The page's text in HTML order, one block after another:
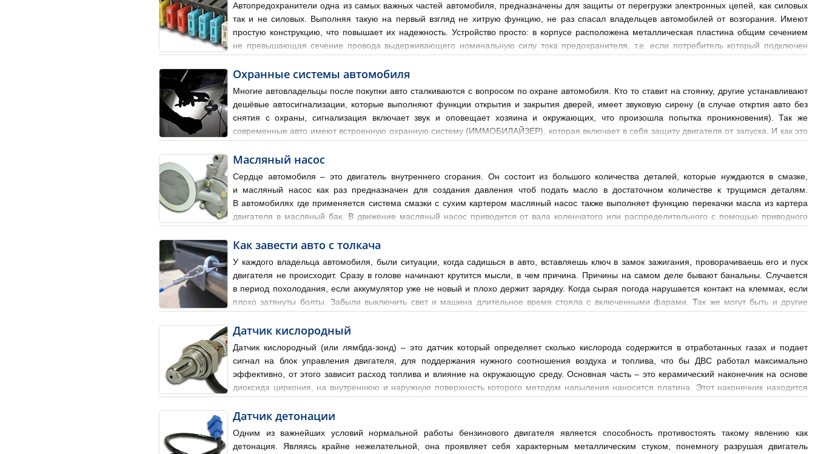
Автопредохранители одна из самых важных частей автомобиля, предназначены для защиты от перегрузки электронных цепей, как силовых
так и не силовых. Выполняя такую на первый взгляд не хитрую функцию, не раз спасал владельцев автомобилей от возгорания. Имеют
простую конструкцию, что повышает их надежность. Устройство просто: в корпусе расположена металлическая пластина общим сечением
не превышающая сечение провода выдерживающего номинальную силу тока предохранителя, т.е. если потребитель который подключен
Охранные системы автомобиля
Многие автовладельцы после покупки авто сталкиваются с вопросом по охране автомобиля. Кто то ставит на стоянку, другие устанавливают
дешёвые автосигнализации, которые выполняют функции открытия и закрытия дверей, имеет звуковую сирену (в случае откртия авто без
снятия с охраны, сигнализация включает звук и оповещает хозяина и окружающих, что произошла попытка проникновения). Так же
современные авто имеют встроенную охранную систему (ИММОБИЛАЙЗЕР), которая включает в себя защиту двигателя от запуска. И как это
Масляный насос
Сердце автомобиля – это двигатель внутреннего сгорания. Он состоит из большого количества деталей, которые нуждаются в смазке,
и масляный насос как раз предназначен для создания давления чтоб подать масло в достаточном количестве к трущимся деталям.
В автомобилях где применяется система смазки с сухим картером масляный насос также выполняет функцию перекачки масла из картера
двигателя в масляный бак. В движение масляный насос приводится от вала коленчатого или распределительного с помощью приводного
Как завести авто с толкача
У каждого владельца автомобиля, были ситуации, когда садишься в авто, вставляешь ключ в замок зажигания, проворачиваешь его и пуск
двигателя не происходит. Сразу в голове начинают крутится мысли, в чем причина. Причины на самом деле бывают банальны. Случается
в период похолодания, если аккумулятор уже не новый и плохо держит зарядку. Когда сырая погода нарушается контакт на клеммах, если
плохо затянуты болты. Забыли выключить свет и машина длительное время стояла с включенными фарами. Так же могут быть и другие
Датчик кислородный
Датчик кислородный (или лямбда-зонд) – это датчик который определяет сколько кислорода содержится в отработанных газах и подает
сигнал на блок управления двигателя, для поддержания нужного соотношения воздуха и топлива, что бы ДВС работал максимально
эффективно, от этого зависит расход топлива и влияние на окружающую среду. Основная часть – это керамический наконечник на основе
диоксида циркония, на внутреннюю и наружную поверхность которого методом напыления наносится платина. Этот наконечник находится
Датчик детонации
Одним из важнейших условий нормальной работы бензинового двигателя является способность противостоять такому явлению как
детонация. Являясь крайне нежелательной, она проявляет себя характерным металлическим стуком, понемногу разрушая двигатель